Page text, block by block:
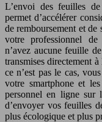
L’envoi des feuilles de
permet d’accélérer
de remboursement et
votre professionnel
n’avez aucune feuille
transmises directement
ce n’est pas le cas,
votre smartphone et
personnel en ligne sur
d’envoyer vos feuilles
plus écologique et plus